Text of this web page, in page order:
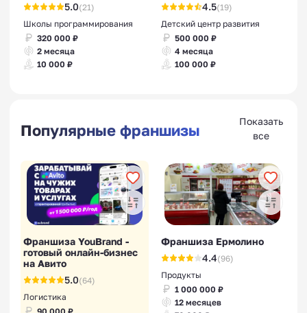
5.0(21)
Школы программирования
320 000 ₽
2 месяца
10 000 ₽
4.5(19)
Детский центр развития
500 000 ₽
4 месяца
100 000 ₽
Популярные франшизы
Показать
все
Франшиза YouBrand -
готовый онлайн-бизнес
на Авито
5.0(64)
Логистика
Франшиза Ермолино
4.4(96)
Продукты
1 000 000 ₽
12 месяцев